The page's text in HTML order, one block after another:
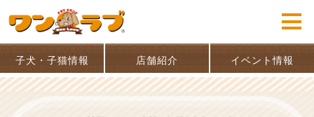
子犬・子猫情報 店舗紹介 イベント情報